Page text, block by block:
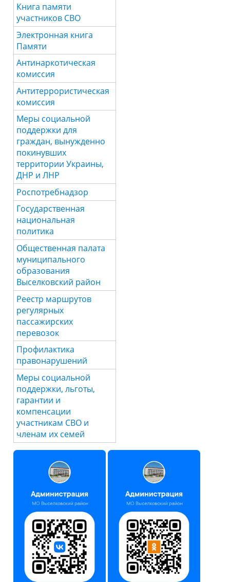
Книга памяти
участников СВО
Электронная книга
Памяти
Антинаркотическая
комиссия
Антитеррористическая
комиссия
Меры социальной
поддержки для
граждан, вынужденно
покинувших
территории Украины,
ДНР и ЛНР
Роспотребнадзор
Государственная
национальная
политика
Общественная палата
муниципального
образования
Выселковский район
Реестр маршрутов
регулярных
пассажирских
перевозок
Профилактика
правонарушений
Меры социальной
поддержки, льготы,
гарантии и
компенсации
участникам СВО и
членам их семей